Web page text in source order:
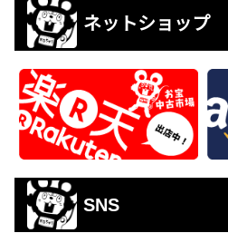
ネットショップ
SNS